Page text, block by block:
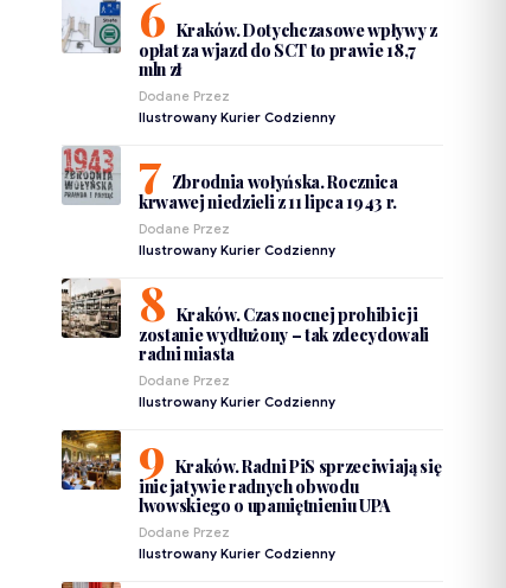
Kraków. Dotychczasowe wpływy z
opłat za wjazd do SCT to prawie 18,7
mln zł
Dodane Przez
Ilustrowany Kurier Codzienny
Zbrodnia wołyńska. Rocznica
krwawej niedzieli z 11 lipca 1943 r.
Dodane Przez
Ilustrowany Kurier Codzienny
Kraków. Czas nocnej prohibicji
zostanie wydłużony – tak zdecydowali
radni miasta
Dodane Przez
Ilustrowany Kurier Codzienny
Kraków. Radni PiS sprzeciwiają się
inicjatywie radnych obwodu
lwowskiego o upamiętnieniu UPA
Dodane Przez
Ilustrowany Kurier Codzienny